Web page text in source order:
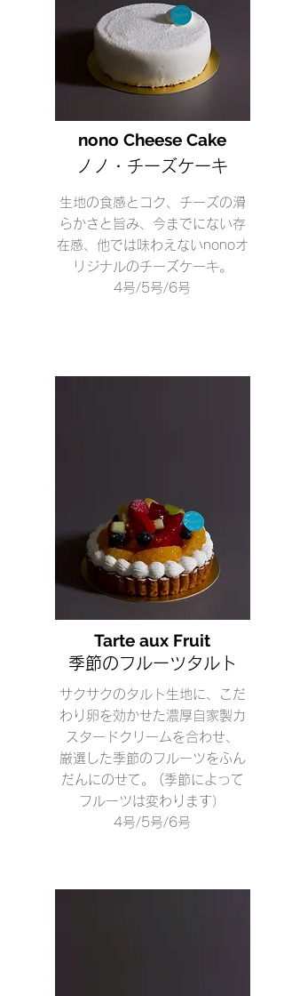
nono Cheese Cake
ノノ・チーズケーキ
生地の食感とコク、チーズの滑
らかさと旨み、今までにない存
在感、他では味わえないnonoオ
リジナルのチーズケーキ。
4号/5号/6号
Tarte aux Fruit
季節のフルーツタルト
サクサクのタルト生地に、こだ
わり卵を効かせた濃厚自家製カ
スタードクリームを合わせ、
厳選した季節のフルーツをふん
だんにのせて。 (季節によって
フルーツは変わります）
4号/5号/6号